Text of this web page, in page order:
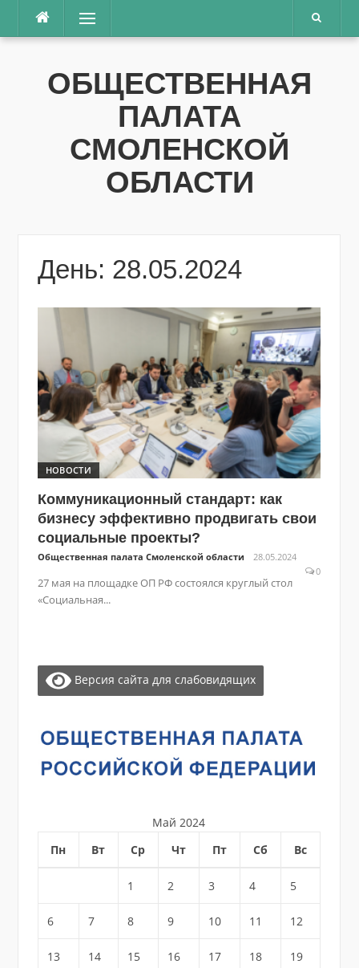
Перейти
содержимому
Меню
ОБЩЕСТВЕННАЯ
ПАЛАТА
СМОЛЕНСКОЙ
ОБЛАСТИ
День: 28.05.2024
НОВОСТИ
Коммуникационный стандарт: как
бизнесу эффективно продвигать свои
социальные проекты?
Общественная палата Смоленской области
28.05.2024
0
27 мая на площадке ОП РФ состоялся круглый стол
«Социальная...
Версия сайта для слабовидящих
Май 2024
Пн
Вт Ср Чт Пт Сб Вс
1 2 3 4 5
6 7 8 9 10 11 12
13 14 15 16 17 18 19